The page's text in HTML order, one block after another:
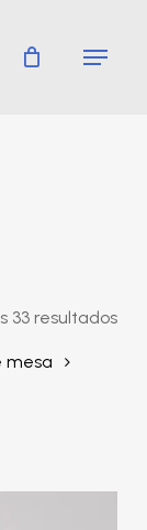
account Menu
33 resultados
mesa